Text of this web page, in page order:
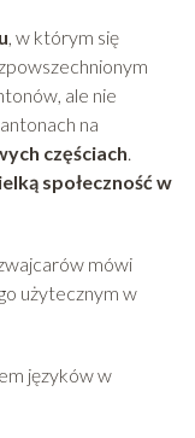
, w którym się
ale nie
na
częściach
społeczność w
mówi
go użytecznym w
języków w